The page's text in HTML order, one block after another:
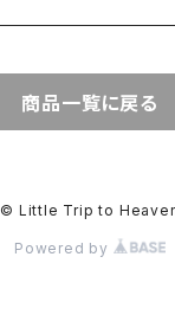
商品一覧に戻る
© Little Trip to
Powered by